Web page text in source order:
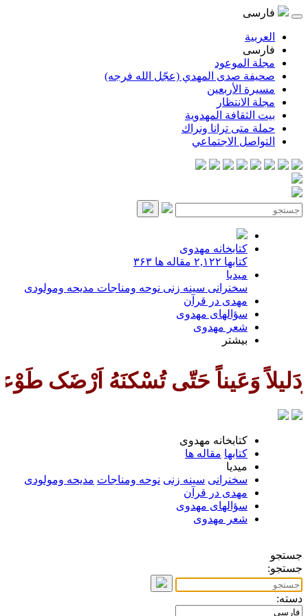
فارسی
العربية
فارسی
مجلة الموعود
صحيفة صدى المهدي (عجّل الله فرجه)
مسيرة الأربعين
مجلة الانتظار
بيت الثقافة المهدوية
حملة متى ترانا ونراك
التواصل الاجتماعي
كتابخانه مهدوى
كتابها ۲,۱۲۲ مقاله ها ۳۶۳
ميديا
سخنرانى سينه زنى نوحه ومناجات مديحه ومولودى
مهدی در قرآن
سؤالهای مهدوی
شعر مهدوى
بیشتر
وَعَیناً حَتّی تُسْکنَهُ اَرْضَک طَوْعاً
كتابخانه مهدوى
كتابها مقاله ها
ميديا
سخنرانى سينه زنى نوحه ومناجات مديحه ومولودى
مهدی در قرآن
سؤالهای مهدوی
شعر مهدوى
جستجو
جستجو:
دسته: